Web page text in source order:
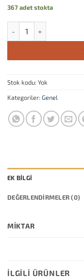
367 adet stokta
Stok kodu: Yok
Kategoriler: Genel
EK BILGI
DEĞERLENDIRMELER (0)
MIKTAR
İLGILI ÜRÜNLER